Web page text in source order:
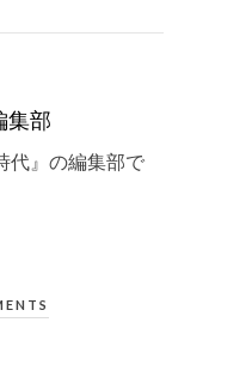
集部
代』の編集部で